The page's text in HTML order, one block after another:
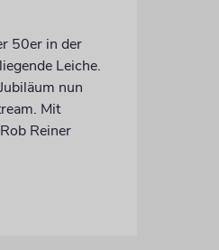
50er in der
Leiche.
nun
Mit
Reiner